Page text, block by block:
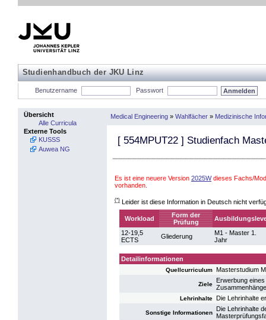
Studienhandbuch der JKU Linz
Benutzername Passwort
Übersicht
Alle Curricula
Externe Tools
KUSSS
Auwea NG
Medical Engineering » Wahlfächer » Medizinische
[ 554MPUT22 ] Studienfach
Es ist eine neuere Version 2025Wdieses Fachs/
vorhanden.
(*) Leider ist diese Information in Deutsch nicht
Workload
Form der
Prüfung
12-19,5
ECTS
Gliederung
M1 - Master 1.
Jahr
Detailinformationen
Quellcurriculum Masterstudium
Ziele
Erwerbung
Lehrinhalte Die Lehrinhalte
Sonstige Informationen
Die Lehrinhalte